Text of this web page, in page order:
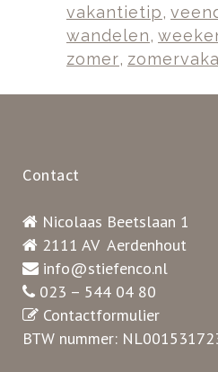
vakantietip,
wandelen,
zomer,
Contact
Nicolaas Beetslaan 1
2111 AV Aerdenhout
info@stiefenco.nl
023 – 544 04 80
Contactformulier
BTW nummer: